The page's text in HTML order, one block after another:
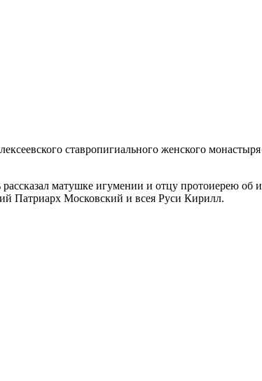
ставропигиального женского
матушке игумении и отцу протоиерею об
Патриарх Московский и всея Руси Кирилл.